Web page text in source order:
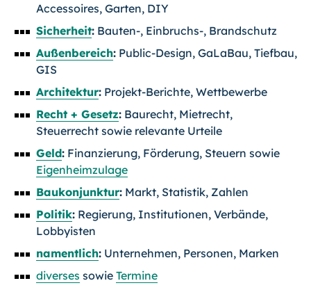
Accessoires, Garten, DIY
Sicherheit: Bauten-, Einbruchs-, Brandschutz
Außenbereich: Public-Design, GaLaBau, Tiefbau,
GIS
Architektur: Projekt-Berichte, Wettbewerbe
Recht + Gesetz: Baurecht, Mietrecht,
Steuerrecht sowie relevante Urteile
Geld: Finanzierung, Förderung, Steuern sowie
Eigenheimzulage
Baukonjunktur: Markt, Statistik, Zahlen
Politik: Regierung, Institutionen, Verbände,
Lobbyisten
namentlich: Unternehmen, Personen, Marken
diverses sowie Termine